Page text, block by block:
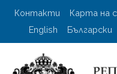
User account
Контакти Карта на
English
Български